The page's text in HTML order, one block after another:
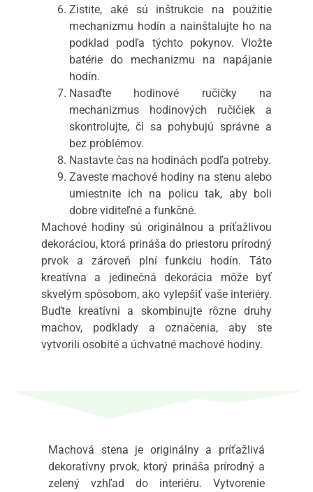
Zistite, aké sú inštrukcie na použitie
mechanizmu hodín a nainštalujte ho na
podklad podľa týchto pokynov. Vložte
batérie do mechanizmu na napájanie
hodín.
Nasaďte hodinové ručičky na
mechanizmus hodinových ručičiek a
skontrolujte, či sa pohybujú správne a
bez problémov.
Nastavte čas na hodinách podľa potreby.
Zaveste machové hodiny na stenu alebo
umiestnite ich na policu tak, aby boli
dobre viditeľné a funkčné.
Machové hodiny sú originálnou a príťažlivou
dekoráciou, ktorá prináša do priestoru prírodný
prvok a zároveň plní funkciu hodín. Táto
kreatívna a jedinečná dekorácia môže byť
skvelým spôsobom, ako vylepšiť vaše interiéry.
Buďte kreatívni a skombinujte rôzne druhy
machov, podklady a označenia, aby ste
vytvorili osobité a úchvatné machové hodiny.
Machová stena je originálny a príťažlivá
dekoratívny prvok, ktorý prináša prírodný a
zelený vzhľad do interiéru. Vytvorenie